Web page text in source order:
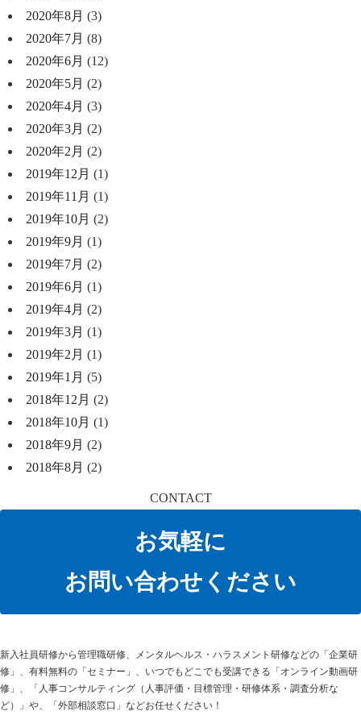
2020年8月 (3)
2020年7月 (8)
2020年6月 (12)
2020年5月 (2)
2020年4月 (3)
2020年3月 (2)
2020年2月 (2)
2019年12月 (1)
2019年11月 (1)
2019年10月 (2)
2019年9月 (1)
2019年7月 (2)
2019年6月 (1)
2019年4月 (2)
2019年3月 (1)
2019年2月 (1)
2019年1月 (5)
2018年12月 (2)
2018年10月 (1)
2018年9月 (2)
2018年8月 (2)
CONTACT
お気軽に
お問い合わせください
新⼊社員研修から管理職研修、メンタルヘルス・ハラスメント研修などの「企業研
修」、有料無料の「セミナー」、いつでもどこでも受講できる「オンライン動画研
修」、「人事コンサルティング（人事評価・目標管理・研修体系・調査分析な
ど）」や、「外部相談窓口」などお任せください！